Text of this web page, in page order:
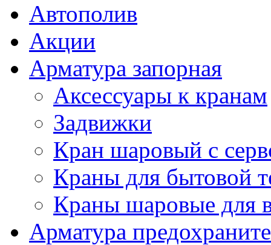
Автополив
Акции
Арматура запорная
Аксессуары к кранам
Задвижки
Кран шаровый с
Краны для бытовой
Краны шаровые для
Арматура